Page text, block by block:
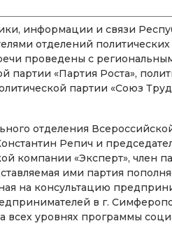
информации и связи
отделений
проведены с
партии «Партия Роста»,
партии «Союз
отделения
Репич и
компании «Эксперт», член
ими партия
на консультацию
в г.
всех уровнях программы